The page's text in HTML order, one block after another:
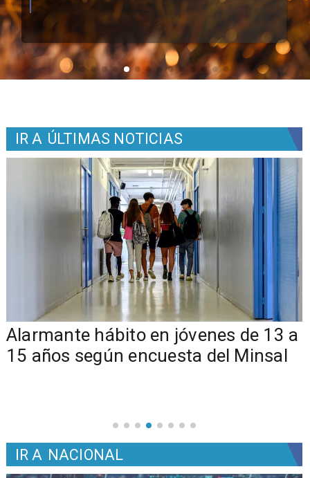
IR A ÚLTIMAS NOTICIAS
Alarmante hábito en jóvenes de 13 a
15 años según encuesta del Minsal
IR A NACIONAL